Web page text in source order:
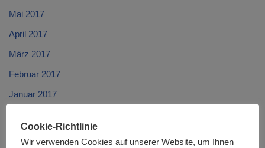
Mai 2017
April 2017
März 2017
Februar 2017
Januar 2017
Cookie-Richtlinie
Wir verwenden Cookies auf unserer Website, um Ihnen